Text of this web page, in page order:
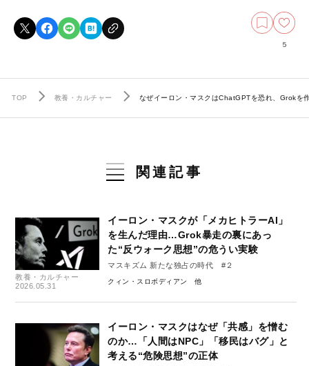
5
TOP 教養・カルチャー なぜイーロン・マスクはChatGPTを恐れ、Grokを
関連記事
教養・カルチャー
2026.05.31
イーロン・マスクが「メカヒトラーAI」
を生んだ理由…Grok暴走の裏にあっ
た“反ウォーク思想”の危うい実験
マスキズム 新たな独占の時代 #２
クィン・スロボディアン
イーロン・マスクはなぜ「共感」を憎む
のか…「人間はNPC」「移民はバグ」と
考える“危険思想”の正体